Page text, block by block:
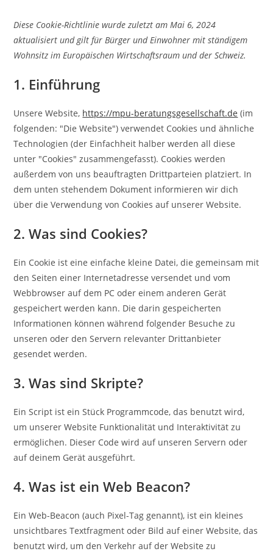
Diese Cookie-Richtlinie wurde zuletzt am Mai 6, 2024
aktualisiert und gilt für Bürger und Einwohner mit ständigem
Wohnsitz im Europäischen Wirtschaftsraum und der Schweiz.
1. Einführung
Unsere Website, https://mpu-beratungsgesellschaft.de (im
folgenden: "Die Website") verwendet Cookies und ähnliche
Technologien (der Einfachheit halber werden all diese
unter "Cookies" zusammengefasst). Cookies werden
außerdem von uns beauftragten Drittparteien platziert. In
dem unten stehendem Dokument informieren wir dich
über die Verwendung von Cookies auf unserer Website.
2. Was sind Cookies?
Ein Cookie ist eine einfache kleine Datei, die gemeinsam mit
den Seiten einer Internetadresse versendet und vom
Webbrowser auf dem PC oder einem anderen Gerät
gespeichert werden kann. Die darin gespeicherten
Informationen können während folgender Besuche zu
unseren oder den Servern relevanter Drittanbieter
gesendet werden.
3. Was sind Skripte?
Ein Script ist ein Stück Programmcode, das benutzt wird,
um unserer Website Funktionalität und Interaktivität zu
ermöglichen. Dieser Code wird auf unseren Servern oder
auf deinem Gerät ausgeführt.
4. Was ist ein Web Beacon?
Ein Web-Beacon (auch Pixel-Tag genannt), ist ein kleines
unsichtbares Textfragment oder Bild auf einer Website, das
benutzt wird, um den Verkehr auf der Website zu